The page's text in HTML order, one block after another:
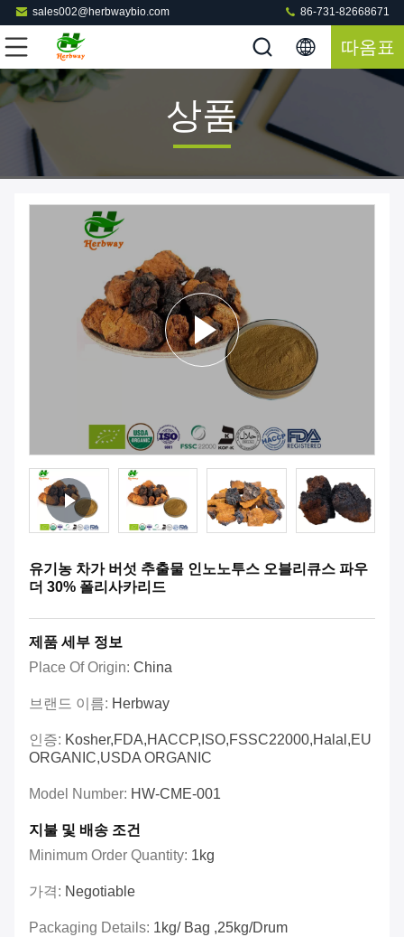
sales002@herbwaybio.com 86-731-82668671
따옴표
상품
유기농 차가 버섯 추출물 인노노투스 오블리큐스 파우
더 30% 폴리사카리드
제품 세부 정보
Place Of Origin: China
브랜드 이름: Herbway
인증: Kosher,FDA,HACCP,ISO,FSSC22000,Halal,EU
ORGANIC,USDA ORGANIC
Model Number: HW-CME-001
지불 및 배송 조건
Minimum Order Quantity: 1kg
가격: Negotiable
Packaging Details: 1kg/ Bag ,25kg/Drum